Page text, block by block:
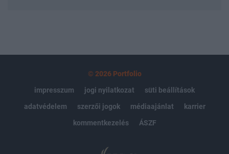
© 2026 Portfolio
impresszum
jogi nyilatkozat
süti beállítások
adatvédelem
szerzői jogok médiaajánlat
karrier
kommentkezelés
ÁSZF